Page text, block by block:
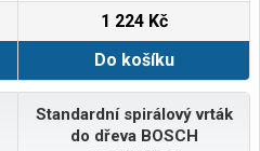
1 224 Kč
Do košíku
Standardní spirálový vrták
do dřeva BOSCH